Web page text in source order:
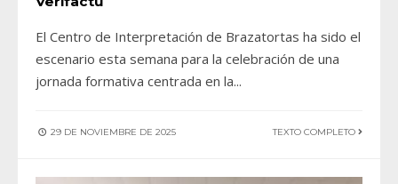
El Centro de Interpretación de Brazatortas ha sido el
escenario esta semana para la celebración de una
jornada formativa centrada en la...
29 DE NOVIEMBRE DE 2025 TEXTO COMPLETO